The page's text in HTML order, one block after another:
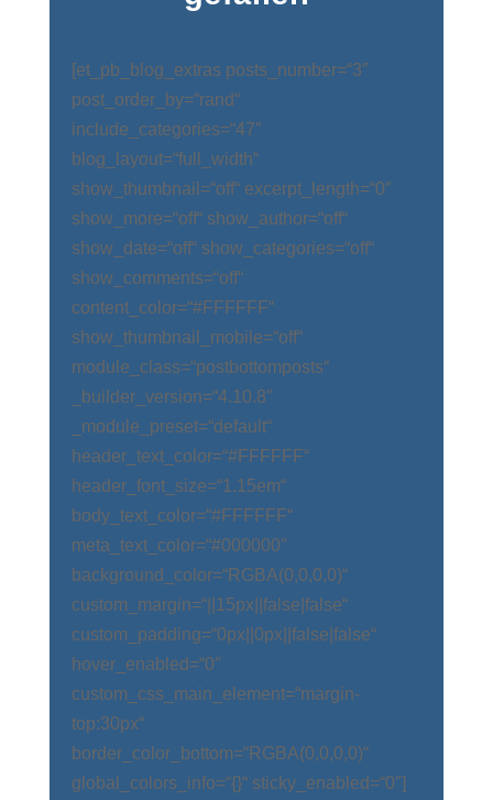
[et_pb_blog_extras posts_number=“3″
post_order_by=“rand“
include_categories=“47″
blog_layout=“full_width“
show_thumbnail=“off“ excerpt_length=“0″
show_more=“off“ show_author=“off“
show_date=“off“ show_categories=“off“
show_comments=“off“
content_color=“#FFFFFF“
show_thumbnail_mobile=“off“
module_class=“postbottomposts“
_builder_version=“4.10.8″
_module_preset=“default“
header_text_color=“#FFFFFF“
header_font_size=“1.15em“
body_text_color=“#FFFFFF“
meta_text_color=“#000000″
background_color=“RGBA(0,0,0,0)“
custom_margin=“||15px||false|false“
custom_padding=“0px||0px||false|false“
hover_enabled=“0″
custom_css_main_element=“margin-
top:30px“
border_color_bottom=“RGBA(0,0,0,0)“
global_colors_info=“{}“ sticky_enabled=“0″]